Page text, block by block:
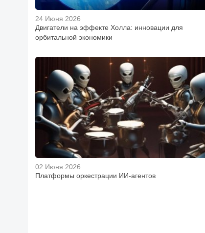
24 Июня 2026
Двигатели на эффекте Холла: инновации для
орбитальной экономики
02 Июня 2026
Платформы оркестрации ИИ-агентов